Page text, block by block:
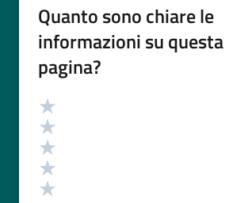
Quanto sono chiare le
informazioni su questa
pagina?
Valutazione